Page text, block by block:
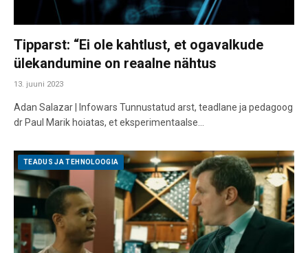
Tipparst: “Ei ole kahtlust, et ogavalkude
ülekandumine on reaalne nähtus
13. juuni 2023
Adan Salazar | Infowars Tunnustatud arst, teadlane ja pedagoog
dr Paul Marik hoiatas, et eksperimentaalse…
TEADUS JA TEHNOLOOGIA